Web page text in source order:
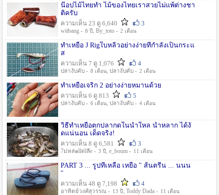
น๊อปไม้ไทยทำ ไม้ของไทยเราสวยไม่แพ้ต่างชา
ติครับ
ความเห็น 23 ดู 6,640
3
witbang - 8 ปี , By_toto - 2 เดือน
ทำเหยื่อ J Rigใบหลิวอย่างง่ายที่กำลังเป็นกระแ
ส
ความเห็น 7 ดู 1,076
4
ปลางับคับ - 8 เดือน, ปลางับคับ - 2 เดือน
ทำเหยื่อเจริก 2 อย่างง่ายหมานด้วย
ความเห็น 6 ดู 813
5
ปลางับคับ - 6 เดือน, ปลางับคับ - 4 เดือน
วิธีทำเหยื่อตกปลากดในน้ำใหล น้ำหลาก ได้งั
ดแน่นอน เด็ดจริง!
ความเห็น 8 ดู 6,581
3
7ม่หล่๑llต่lลีe - 3 ปี , e_boum - 11 เดือน
PART 3 ... รูปที่เหลือ เหยื่อ " ส้นตรีน ... นนน
"
ความเห็น 48 ดู 7,198
4
อาทิตย์วงศ์สุวรรณ - 13 ปี , Toddy Dada - 11 เดือน